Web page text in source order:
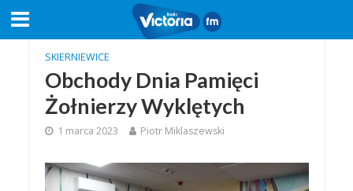
SKIERNIEWICE
Obchody Dnia Pamięci
Żołnierzy Wyklętych
1 marca 2023 Piotr Miklaszewski